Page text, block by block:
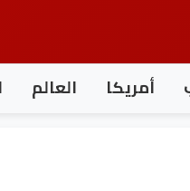
أمريكا العالم